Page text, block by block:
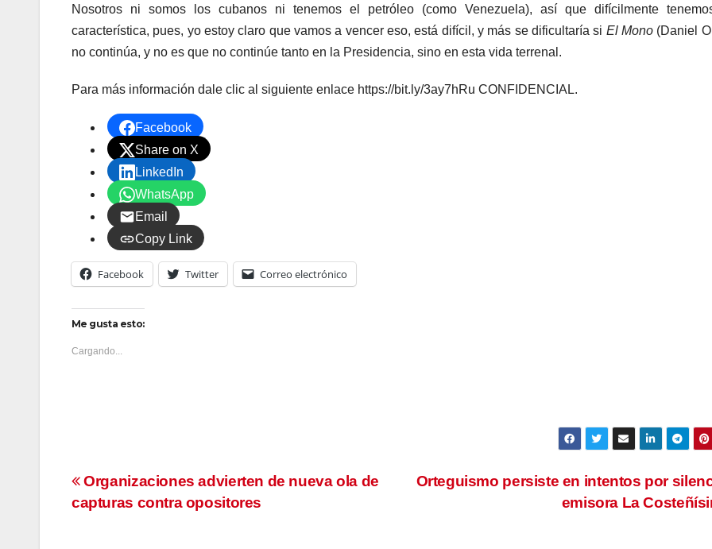
Nosotros ni somos los cubanos ni tenemos el petróleo (como Venezuela), así que difícilmente
característica, pues, yo estoy claro que vamos a vencer eso, está difícil, y más se dificultaría si El Mono(Daniel
no continúa, y no es que no continúe tanto en la Presidencia, sino en esta vida terrenal.
Para más información dale clic al siguiente enlace https://bit.ly/3ay7hRu CONFIDENCIAL.
Facebook
Share on X
LinkedIn
WhatsApp
Email
Copy Link
Facebook Twitter Correo electrónico
Me gusta esto:
Cargando...
Navegación
de
Orteguismo persiste en intentos por
emisora La
Organizaciones advierten de nueva ola de
capturas contra opositores